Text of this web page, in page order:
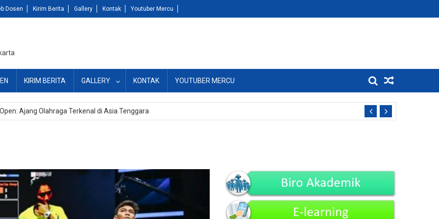
Dosen Kirim Berita Gallery Kontak Youtuber Mercu
KIRIM BERITA GALLERY KONTAK YOUTUBER MERCU
Ajang Olahraga Terkenal di Asia Tenggara
monitoring
Penjagaan Futsal